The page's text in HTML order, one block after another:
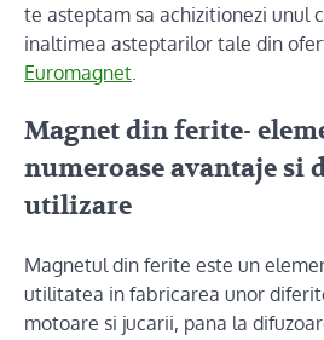
te asteptam sa achizitionezi unul
inaltimea asteptarilor tale din
Euromagnet.
Magnet din ferite-
numeroase avantaje si
utilizare
Magnetul din ferite este un
utilitatea in fabricarea unor
motoare si jucarii, pana la